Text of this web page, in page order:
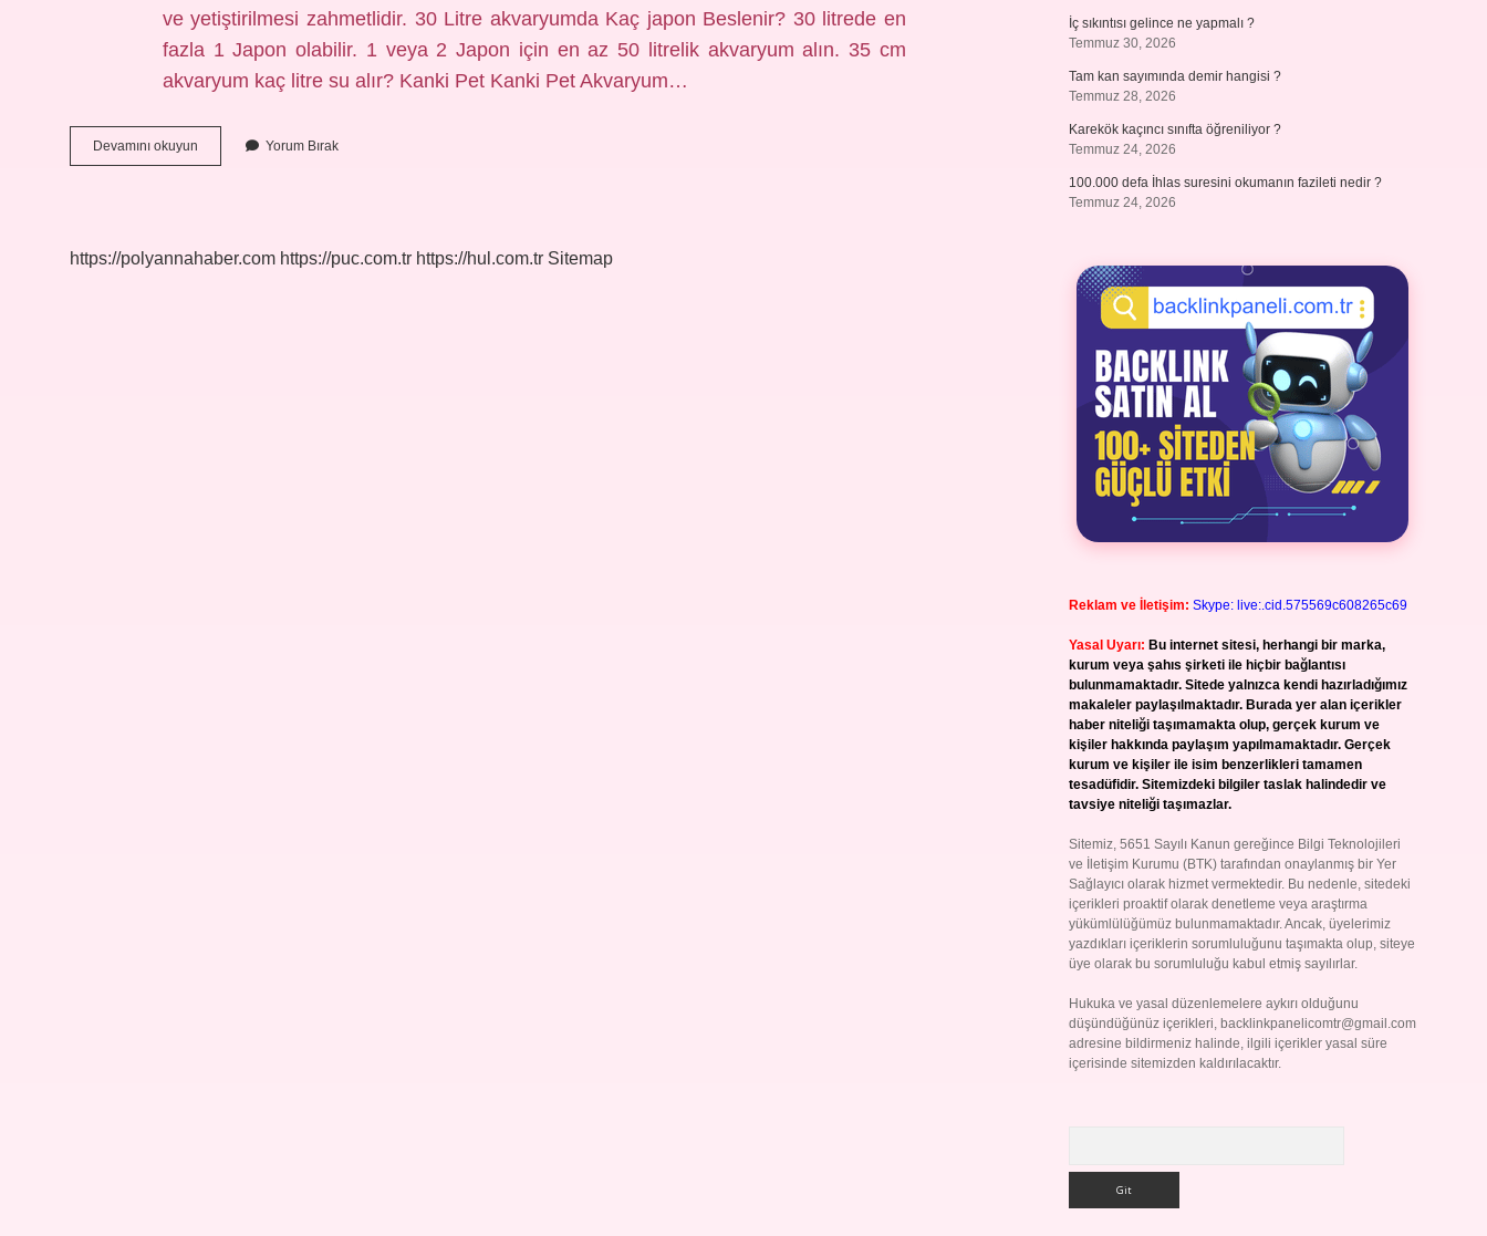
ve yetiştirilmesi zahmetlidir. 30 Litre akvaryumda Kaç japon Beslenir? 30 litrede en
fazla 1 Japon olabilir. 1 veya 2 Japon için en az 50 litrelik akvaryum alın. 35 cm
akvaryum kaç litre su alır? Kanki Pet Kanki Pet Akvaryum…
Devamını okuyun
Cm
Yorum Bırak
https://polyannahaber.com https://puc.com.tr https://hul.com.tr Sitemap
İç sıkıntısı gelince ne yapmalı ?
Temmuz 30, 2026
Tam kan sayımında demir hangisi ?
Temmuz 28, 2026
Karekök kaçıncı sınıfta öğreniliyor ?
Temmuz 24, 2026
100.000 defa İhlas suresini okumanın fazileti nedir ?
Temmuz 24, 2026
Reklam ve İletişim: Skype: live:.cid.575569c608265c69
Yasal Uyarı: Bu internet sitesi, herhangi bir marka,
kurum veya şahıs şirketi ile hiçbir bağlantısı
bulunmamaktadır. Sitede yalnızca kendi hazırladığımız
makaleler paylaşılmaktadır. Burada yer alan içerikler
haber niteliği taşımamakta olup, gerçek kurum ve
kişiler hakkında paylaşım yapılmamaktadır. Gerçek
kurum ve kişiler ile isim benzerlikleri tamamen
tesadüfidir. Sitemizdeki bilgiler taslak halindedir ve
tavsiye niteliği taşımazlar.
Sitemiz, 5651 Sayılı Kanun gereğince Bilgi Teknolojileri
ve İletişim Kurumu (BTK) tarafından onaylanmış bir Yer
Sağlayıcı olarak hizmet vermektedir. Bu nedenle, sitedeki
içerikleri proaktif olarak denetleme veya araştırma
yükümlülüğümüz bulunmamaktadır. Ancak, üyelerimiz
yazdıkları içeriklerin sorumluluğunu taşımakta olup, siteye
üye olarak bu sorumluluğu kabul etmiş sayılırlar.
Hukuka ve yasal düzenlemelere aykırı olduğunu
düşündüğünüz içerikleri, backlinkpanelicomtr@gmail.com
adresine bildirmeniz halinde, ilgili içerikler yasal süre
içerisinde sitemizden kaldırılacaktır.